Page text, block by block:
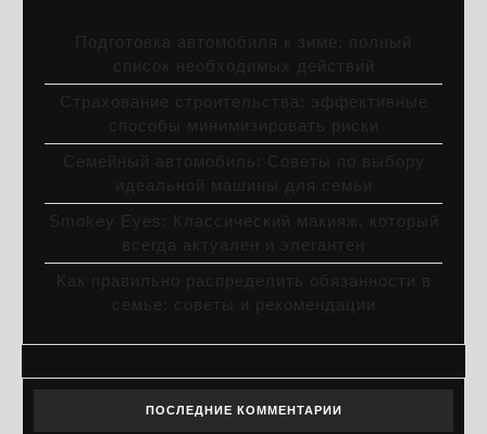
Подготовка автомобиля к зиме: полный
список необходимых действий
Страхование строительства: эффективные
способы минимизировать риски
Семейный автомобиль: Советы по выбору
идеальной машины для семьи
Smokey Eyes: Классический макияж, который
всегда актуален и элегантен
Как правильно распределить обязанности в
семье: советы и рекомендации
ПОСЛЕДНИЕ КОММЕНТАРИИ